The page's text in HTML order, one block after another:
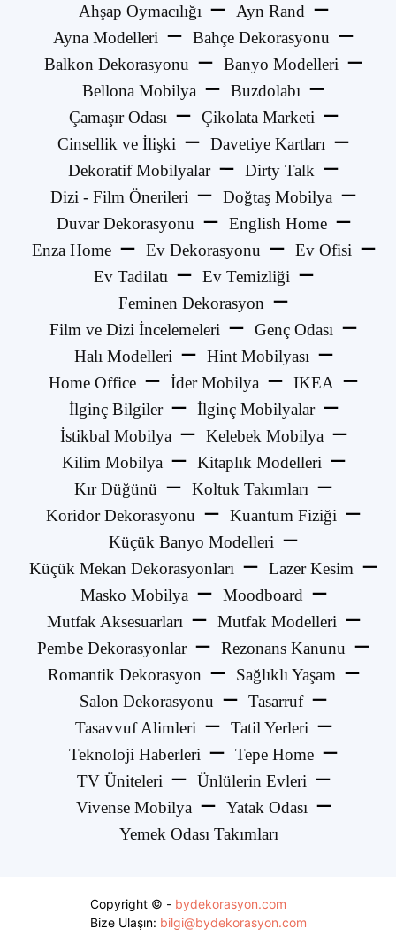
Ahşap Oymacılığı
Ayn Rand
Ayna Modelleri
Bahçe Dekorasyonu
Balkon Dekorasyonu
Banyo Modelleri
Bellona Mobilya
Buzdolabı
Çamaşır Odası
Çikolata Marketi
Cinsellik ve İlişki
Davetiye Kartları
Dekoratif Mobilyalar
Dirty Talk
Dizi - Film Önerileri
Doğtaş Mobilya
Duvar Dekorasyonu
English Home
Enza Home
Ev Dekorasyonu
Ev Ofisi
Ev Tadilatı
Ev Temizliği
Feminen Dekorasyon
Film ve Dizi İncelemeleri
Genç Odası
Halı Modelleri
Hint Mobilyası
Home Office
İder Mobilya
IKEA
İlginç Bilgiler
İlginç Mobilyalar
İstikbal Mobilya
Kelebek Mobilya
Kilim Mobilya
Kitaplık Modelleri
Kır Düğünü
Koltuk Takımları
Koridor Dekorasyonu
Kuantum Fiziği
Küçük Banyo Modelleri
Küçük Mekan Dekorasyonları
Lazer Kesim
Masko Mobilya
Moodboard
Mutfak Aksesuarları
Mutfak Modelleri
Pembe Dekorasyonlar
Rezonans Kanunu
Romantik Dekorasyon
Sağlıklı Yaşam
Salon Dekorasyonu
Tasarruf
Tasavvuf Alimleri
Tatil Yerleri
Teknoloji Haberleri
Tepe Home
TV Üniteleri
Ünlülerin Evleri
Vivense Mobilya
Yatak Odası
Yemek Odası Takımları
Copyright © - bydekorasyon.com
Bize Ulaşın: bilgi@bydekorasyon.com